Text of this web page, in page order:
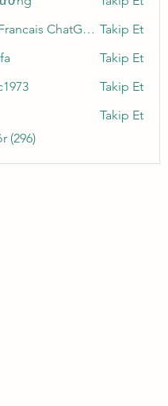
ChatGPT Francais ChatGPTXOnline Takip Et
Takip Et
Takip Et
Takip Et
(296)